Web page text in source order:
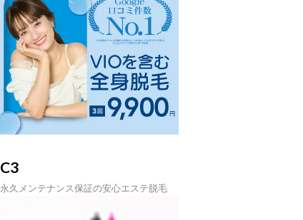
C3
永久メンテナンス保証の安心エステ脱毛